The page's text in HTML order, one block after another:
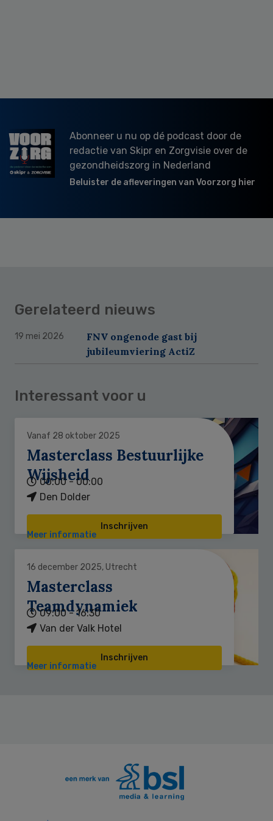
Abonneer u nu op dé podcast door de
redactie van Skipr en Zorgvisie over de
gezondheidszorg in Nederland
Beluister de afleveringen van Voorzorg hier
Gerelateerd nieuws
19 mei 2026
FNV ongenode gast bij
jubileumviering ActiZ
Interessant voor u
Vanaf 28 oktober 2025
Masterclass Bestuurlijke
Wijsheid
00:00 - 00:00
Den Dolder
Inschrijven
Meer informatie
16 december 2025, Utrecht
Masterclass
Teamdynamiek
09:00 - 16:30
Van der Valk Hotel
Inschrijven
Meer informatie